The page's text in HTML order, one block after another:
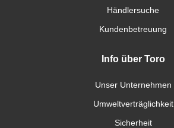
Händlersuche
Kundenbetreuung
Info über Toro
Unser Unternehmen
Umweltverträglichkeit
Sicherheit